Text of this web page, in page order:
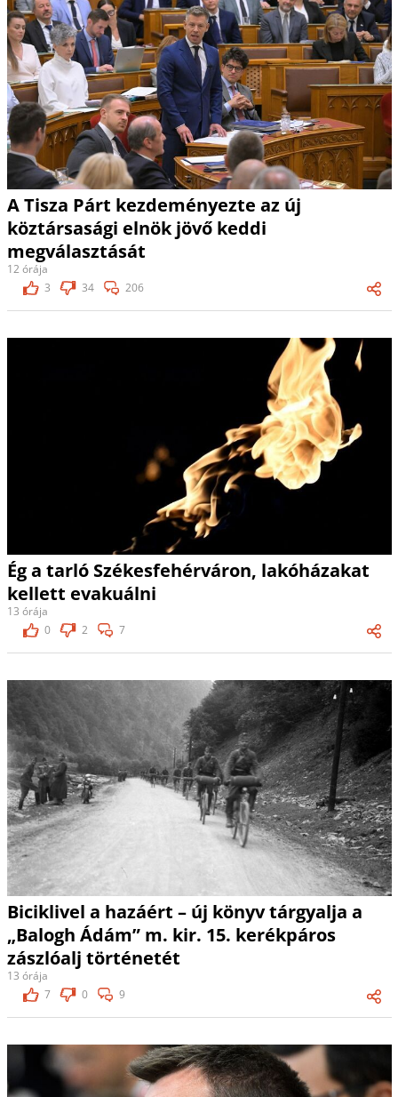
A Tisza Párt kezdeményezte az új
köztársasági elnök jövő keddi
megválasztását
12 órája
3
34 206
Ég a tarló Székesfehérváron, lakóházakat
kellett evakuálni
13 órája
0
2 7
Biciklivel a hazáért – új könyv tárgyalja a
„Balogh Ádám” m. kir. 15. kerékpáros
zászlóalj történetét
13 órája
7
0 9